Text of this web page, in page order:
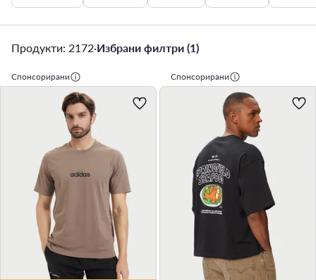
Продукти: 2172·Избрани филтри (1)
Спонсорирани Спонсорирани